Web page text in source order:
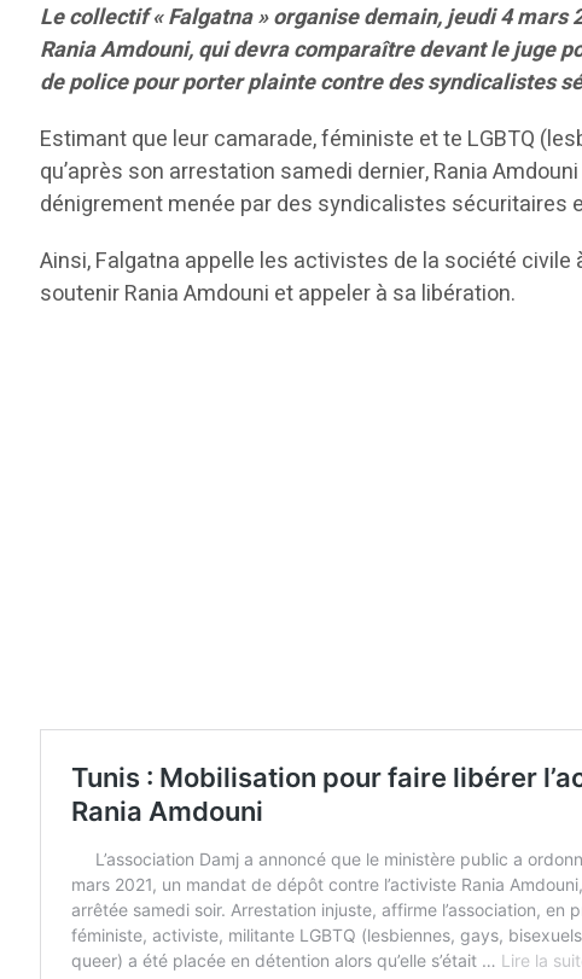
Le collectif « Falgatna » organise demain, jeudi 4
Rania Amdouni, qui devra comparaître devant le juge
de police pour porter plainte contre des syndicalistes
Estimant que leur camarade, féministe et te LGBTQ
qu’après son arrestation samedi dernier, Rania
dénigrement menée par des syndicalistes sécuritaires
Ainsi, Falgatna appelle les activistes de la société
soutenir Rania Amdouni et appeler à sa libération.